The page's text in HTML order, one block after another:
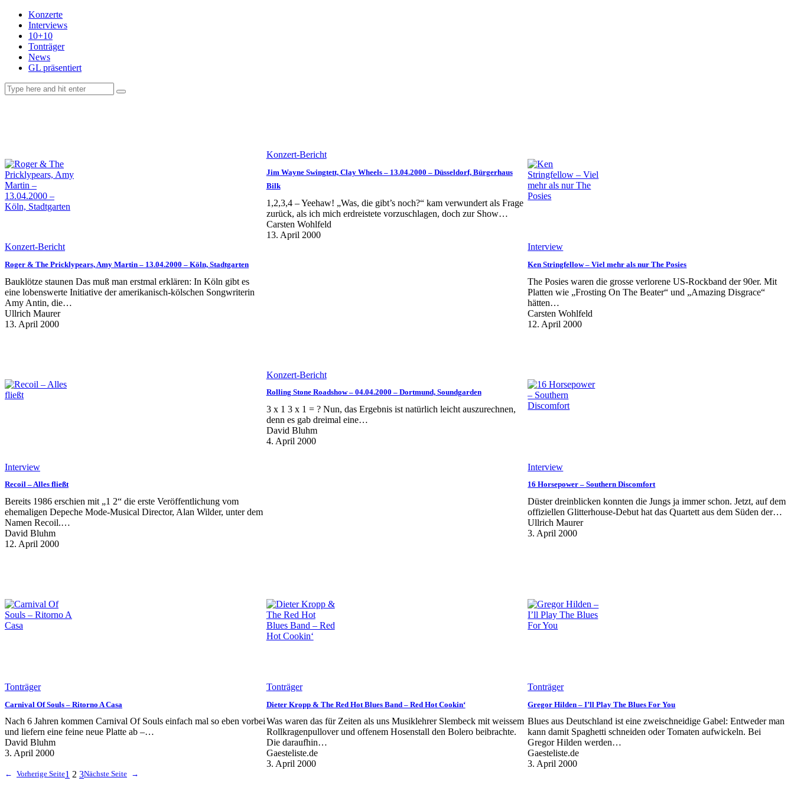
Konzerte
Interviews
10+10
Tonträger
News
GL präsentiert
Konzert-Bericht
Roger & The Pricklypears, Amy Martin – 13.04.2000 – Köln, Stadtgarten
Bauklötze staunen Das muß man erstmal erklären: In Köln gibt es
eine lobenswerte Initiative der amerikanisch-kölschen Songwriterin
Amy Antin, die…
Ullrich Maurer
13. April 2000
Konzert-Bericht
Jim Wayne Swingtett, Clay Wheels – 13.04.2000 – Düsseldorf, Bürgerhaus
Bilk
1,2,3,4 – Yeehaw! „Was, die gibt’s noch?“ kam verwundert als Frage
zurück, als ich mich erdreistete vorzuschlagen, doch zur Show…
Carsten Wohlfeld
13. April 2000
Interview
Ken Stringfellow – Viel mehr als nur The Posies
The Posies waren die grosse verlorene US-Rockband der 90er. Mit
Platten wie „Frosting On The Beater“ und „Amazing Disgrace“
hätten…
Carsten Wohlfeld
12. April 2000
Interview
Recoil – Alles fließt
Bereits 1986 erschien mit „1 2“ die erste Veröffentlichung vom
ehemaligen Depeche Mode-Musical Director, Alan Wilder, unter dem
Namen Recoil.…
David Bluhm
12. April 2000
Konzert-Bericht
Rolling Stone Roadshow – 04.04.2000 – Dortmund, Soundgarden
3 x 1 3 x 1 = ? Nun, das Ergebnis ist natürlich leicht auszurechnen,
denn es gab dreimal eine…
David Bluhm
4. April 2000
Interview
16 Horsepower – Southern Discomfort
Düster dreinblicken konnten die Jungs ja immer schon. Jetzt, auf dem
offiziellen Glitterhouse-Debut hat das Quartett aus dem Süden der…
Ullrich Maurer
3. April 2000
Tonträger
Carnival Of Souls – Ritorno A Casa
Nach 6 Jahren kommen Carnival Of Souls einfach mal so eben vorbei
und liefern eine feine neue Platte ab –…
David Bluhm
3. April 2000
Tonträger
Dieter Kropp & The Red Hot Blues Band – Red Hot Cookin‘
Was waren das für Zeiten als uns Musiklehrer Slembeck mit weissem
Rollkragenpullover und offenem Hosenstall den Bolero beibrachte.
Die daraufhin…
Gaesteliste.de
3. April 2000
Tonträger
Gregor Hilden – I’ll Play The Blues For You
Blues aus Deutschland ist eine zweischneidige Gabel: Entweder man
kann damit Spaghetti schneiden oder Tomaten aufwickeln. Bei
Gregor Hilden werden…
Gaesteliste.de
3. April 2000
← Vorherige Seite1 2 3Nächste Seite →